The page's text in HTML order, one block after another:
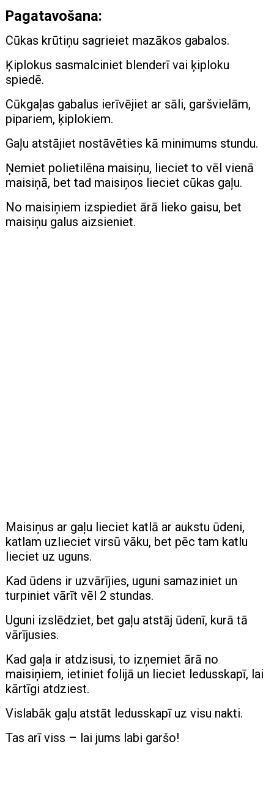
Pagatavošana:
Cūkas krūtiņu sagrieiet mazākos gabalos.
Ķiplokus sasmalciniet blenderī vai ķiploku
spiedē.
Cūkgaļas gabalus ierīvējiet ar sāli, garšvielām,
pipariem, ķiplokiem.
Gaļu atstājiet nostāvēties kā minimums stundu.
Ņemiet polietilēna maisiņu, lieciet to vēl vienā
maisiņā, bet tad maisiņos lieciet cūkas gaļu.
No maisiņiem izspiediet ārā lieko gaisu, bet
maisiņu galus aizsieniet.
Maisiņus ar gaļu lieciet katlā ar aukstu ūdeni,
katlam uzlieciet virsū vāku, bet pēc tam katlu
lieciet uz uguns.
Kad ūdens ir uzvārījies, uguni samaziniet un
turpiniet vārīt vēl 2 stundas.
Uguni izslēdziet, bet gaļu atstāj ūdenī, kurā tā
vārījusies.
Kad gaļa ir atdzisusi, to izņemiet ārā no
maisiņiem, ietiniet folijā un lieciet ledusskapī, lai
kārtīgi atdziest.
Vislabāk gaļu atstāt ledusskapī uz visu nakti.
Tas arī viss – lai jums labi garšo!